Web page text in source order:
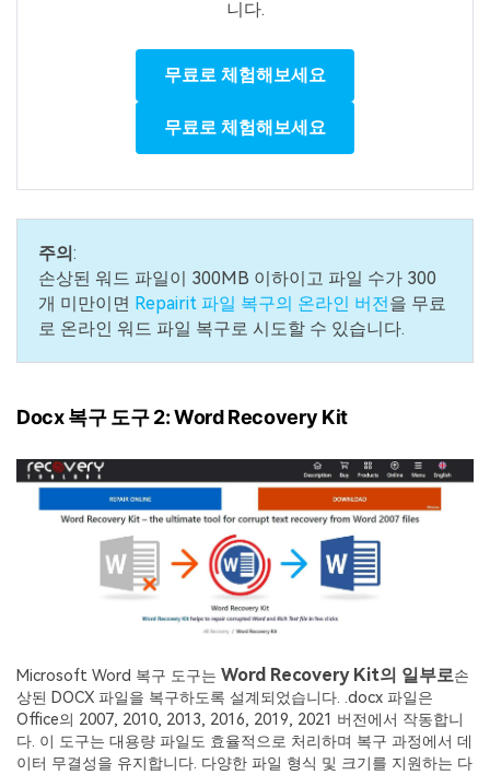
니다.
무료로 체험해보세요
무료로 체험해보세요
주의:
손상된 워드 파일이 300MB 이하이고 파일 수가 300
개 미만이면 Repairit 파일 복구의 온라인 버전을 무료
로 온라인 워드 파일 복구로 시도할 수 있습니다.
Docx 복구 도구 2: Word Recovery Kit
Microsoft Word 복구 도구는 Word Recovery Kit의 일부로손
상된 DOCX 파일을 복구하도록 설계되었습니다. .docx 파일은
Office의 2007, 2010, 2013, 2016, 2019, 2021 버전에서 작동합니
다. 이 도구는 대용량 파일도 효율적으로 처리하며 복구 과정에서 데
이터 무결성을 유지합니다. 다양한 파일 형식 및 크기를 지원하는 다